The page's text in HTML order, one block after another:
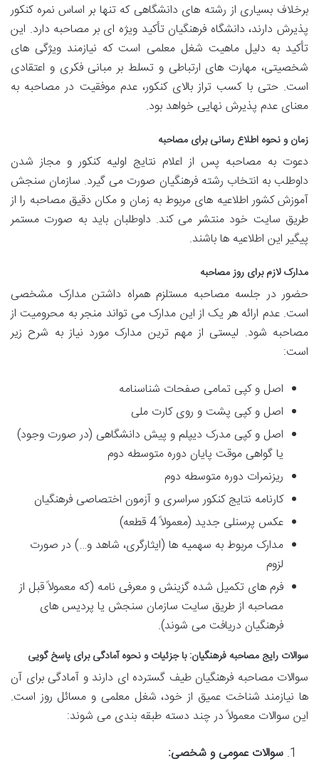
برخلاف بسیاری از رشته های دانشگاهی که تنها بر اساس نمره کنکور
پذیرش دارند، دانشگاه فرهنگیان تأکید ویژه ای بر مصاحبه دارد. این
تأکید به دلیل ماهیت شغل معلمی است که نیازمند ویژگی های
شخصیتی، مهارت های ارتباطی و تسلط بر مبانی فکری و اعتقادی
است. حتی با کسب تراز بالای کنکور، عدم موفقیت در مصاحبه به
معنای عدم پذیرش نهایی خواهد بود.
زمان و نحوه اطلاع رسانی برای مصاحبه
دعوت به مصاحبه پس از اعلام نتایج اولیه کنکور و مجاز شدن
داوطلب به انتخاب رشته فرهنگیان صورت می گیرد. سازمان سنجش
آموزش کشور اطلاعیه های مربوط به زمان و مکان دقیق مصاحبه را از
طریق سایت خود منتشر می کند. داوطلبان باید به صورت مستمر
پیگیر این اطلاعیه ها باشند.
مدارک لازم برای روز مصاحبه
حضور در جلسه مصاحبه مستلزم همراه داشتن مدارک مشخصی
است. عدم ارائه هر یک از این مدارک می تواند منجر به محرومیت از
مصاحبه شود. لیستی از مهم ترین مدارک مورد نیاز به شرح زیر
است:
اصل و کپی تمامی صفحات شناسنامه
اصل و کپی پشت و روی کارت ملی
اصل و کپی مدرک دیپلم و پیش دانشگاهی (در صورت وجود)
یا گواهی موقت پایان دوره متوسطه دوم
ریزنمرات دوره متوسطه دوم
کارنامه نتایج کنکور سراسری و آزمون اختصاصی فرهنگیان
عکس پرسنلی جدید (معمولاً 4 قطعه)
مدارک مربوط به سهمیه ها (ایثارگری، شاهد و…) در صورت
لزوم
فرم های تکمیل شده گزینش و معرفی نامه (که معمولاً قبل از
مصاحبه از طریق سایت سازمان سنجش یا پردیس های
فرهنگیان دریافت می شوند).
سوالات رایج مصاحبه فرهنگیان: با جزئیات و نحوه آمادگی برای پاسخ گویی
سوالات مصاحبه فرهنگیان طیف گسترده ای دارند و آمادگی برای آن
ها نیازمند شناخت عمیق از خود، شغل معلمی و مسائل روز است.
این سوالات معمولاً در چند دسته طبقه بندی می شوند:
سوالات عمومی و شخصی: